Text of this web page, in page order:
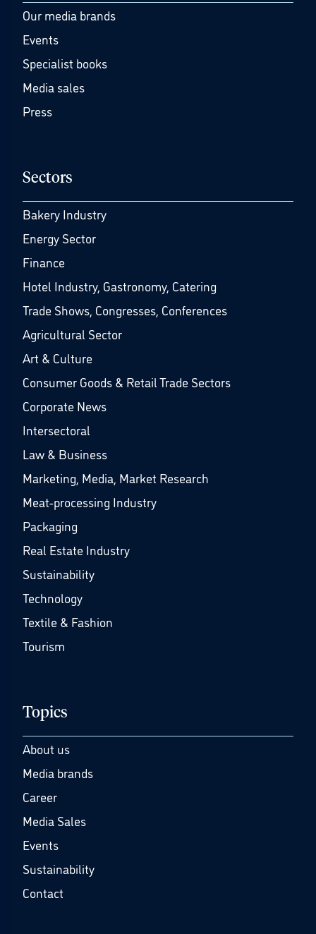
Our media brands
Events
Specialist books
Media sales
Press
Sectors
Bakery Industry
Energy Sector
Finance
Hotel Industry, Gastronomy, Catering
Trade Shows, Congresses, Conferences
Agricultural Sector
Art & Culture
Consumer Goods & Retail Trade Sectors
Corporate News
Intersectoral
Law & Business
Marketing, Media, Market Research
Meat-processing Industry
Packaging
Real Estate Industry
Sustainability
Technology
Textile & Fashion
Tourism
Topics
About us
Media brands
Career
Media Sales
Events
Sustainability
Contact